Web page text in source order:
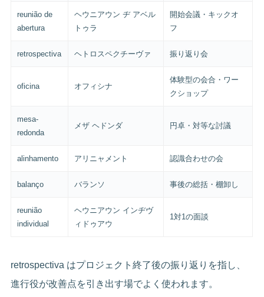
reunião de
abertura
ヘウニアウン ヂ アベル
トゥラ
開始会議・キックオ
フ
retrospectiva ヘトロスペクチーヴァ 振り返り会
oficina オフィシナ
体験型の会合・ワー
クショップ
mesa-
redonda
メザ ヘドンダ 円卓・対等な討議
alinhamento アリニャメント 認識合わせの会
balanço バランソ 事後の総括・棚卸し
reunião
individual
ヘウニアウン インヂヴ
ィドゥアウ
1対1の面談
retrospectiva はプロジェクト終了後の振り返りを指し、
進行役が改善点を引き出す場でよく使われます。